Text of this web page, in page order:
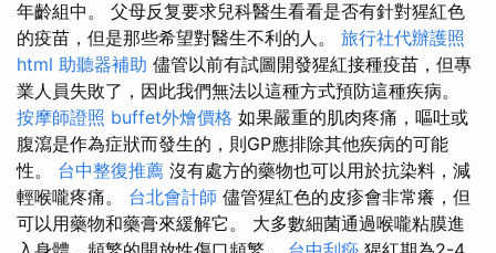
年齡組中。 父母反复要求兒科醫生看看是否有針對猩紅色
的疫苗，但是那些希望對醫生不利的人。 旅行社代辦護照
html 助聽器補助 儘管以前有試圖開發猩紅接種疫苗，但專
業人員失敗了，因此我們無法以這種方式預防這種疾病。
按摩師證照 buffet外燴價格 如果嚴重的肌肉疼痛，嘔吐或
腹瀉是作為症狀而發生的，則GP應排除其他疾病的可能
性。 台中整復推薦 沒有處方的藥物也可以用於抗染料，減
輕喉嚨疼痛。 台北會計師 儘管猩紅色的皮疹會非常癢，但
可以用藥物和藥膏來緩解它。 大多數細菌通過喉嚨粘膜進